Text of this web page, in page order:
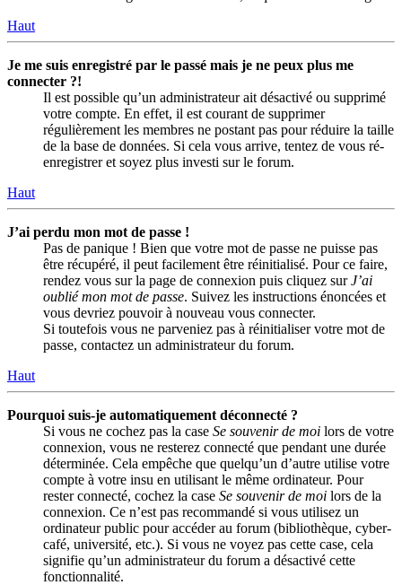
Haut
Je me suis enregistré par le passé mais je ne peux plus me
connecter ?!
Il est possible qu’un administrateur ait désactivé ou supprimé
votre compte. En effet, il est courant de supprimer
régulièrement les membres ne postant pas pour réduire la taille
de la base de données. Si cela vous arrive, tentez de vous ré-
enregistrer et soyez plus investi sur le forum.
Haut
J’ai perdu mon mot de passe !
Pas de panique ! Bien que votre mot de passe ne puisse pas
être récupéré, il peut facilement être réinitialisé. Pour ce faire,
rendez vous sur la page de connexion puis cliquez surJ’ai
oublié mon mot de passe. Suivez les instructions énoncées et
vous devriez pouvoir à nouveau vous connecter.
Si toutefois vous ne parveniez pas à réinitialiser votre mot de
passe, contactez un administrateur du forum.
Haut
Pourquoi suis-je automatiquement déconnecté ?
Si vous ne cochez pas la case Se souvenir de moi lors de votre
connexion, vous ne resterez connecté que pendant une durée
déterminée. Cela empêche que quelqu’un d’autre utilise votre
compte à votre insu en utilisant le même ordinateur. Pour
rester connecté, cochez la case Se souvenir de moi lors de la
connexion. Ce n’est pas recommandé si vous utilisez un
ordinateur public pour accéder au forum (bibliothèque, cyber-
café, université, etc.). Si vous ne voyez pas cette case, cela
signifie qu’un administrateur du forum a désactivé cette
fonctionnalité.